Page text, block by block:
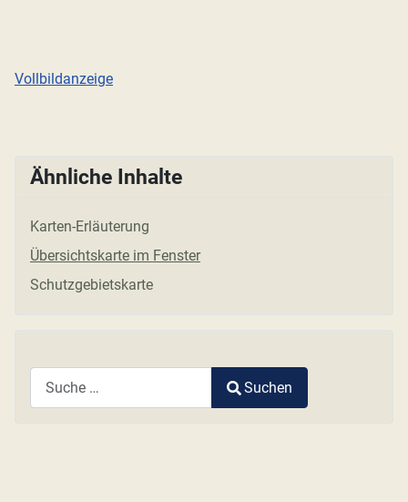
Vollbildanzeige
Ähnliche Inhalte
Karten-Erläuterung
Übersichtskarte im Fenster
Schutzgebietskarte
Suchen